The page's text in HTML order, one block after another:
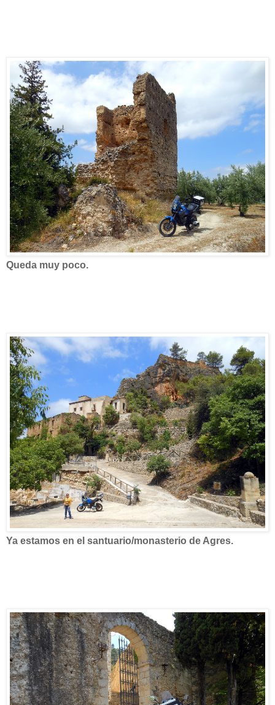
Queda muy poco.
Ya estamos en el santuario/monasterio de Agres.